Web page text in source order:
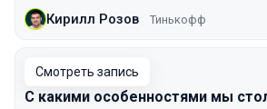
Кирилл Розов Тинькофф
Смотреть запись
С какими особенностями мы